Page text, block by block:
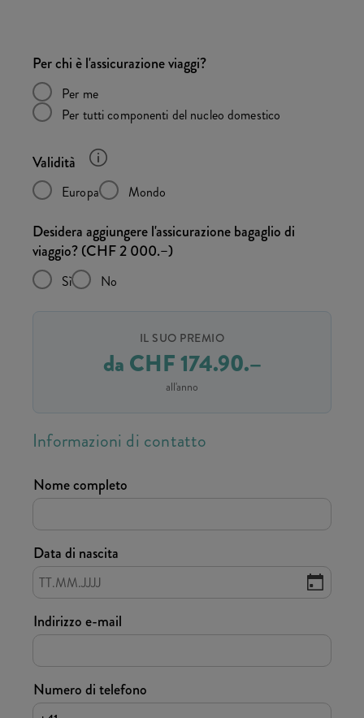
Per chi è l'assicurazione viaggi?
Per me
Per tutti componenti del nucleo domestico
Validità
Europa Mondo
Desidera aggiungere l'assicurazione bagaglio di
viaggio? (CHF 2 000.–)
Sì No
IL SUO PREMIO
da CHF 174.90.–
all'anno
Informazioni di contatto
Nome completo
Data di nascita
Indirizzo e-mail
Numero di telefono